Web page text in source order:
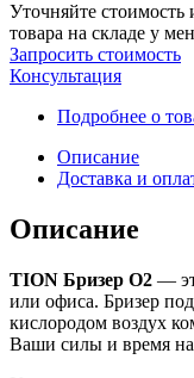
Уточняйте стоимость
товара на складе у
Запросить стоимость
Консультация
Подробнее о
Описание
Доставка и
Описание
TION Бризер O2 —
или офиса. Бризер
кислородом воздух
Ваши силы и время